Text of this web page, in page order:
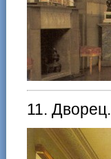
11. Дворец.